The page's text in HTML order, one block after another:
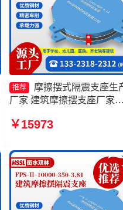
推荐
摩擦摆式隔震支座生
厂家 建筑摩擦摆支座厂家
摩擦摆支座定制源头工厂
￥15973